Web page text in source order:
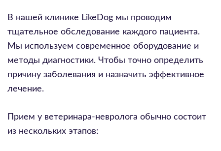
В нашей клинике LikeDog мы проводим
тщательное обследование каждого пациента.
Мы используем современное оборудование и
методы диагностики. Чтобы точно определить
причину заболевания и назначить эффективное
лечение.
Прием у ветеринара-невролога обычно состоит
из нескольких этапов: